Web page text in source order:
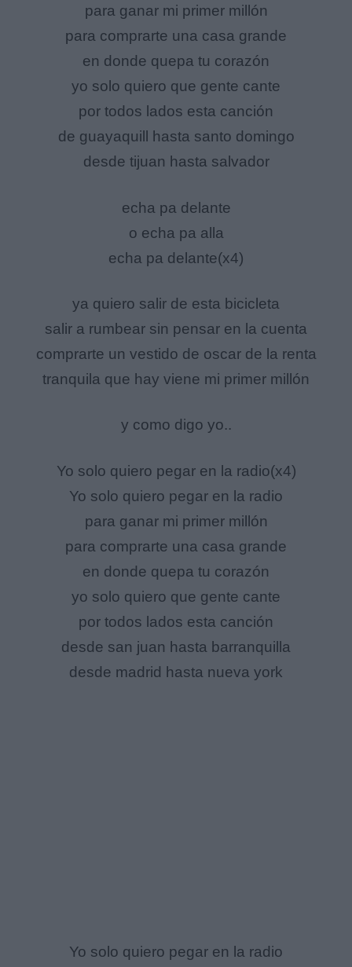
para ganar mi primer millón
para comprarte una casa grande
en donde quepa tu corazón
yo solo quiero que gente cante
por todos lados esta canción
de guayaquill hasta santo domingo
desde tijuan hasta salvador
echa pa delante
o echa pa alla
echa pa delante(x4)
ya quiero salir de esta bicicleta
salir a rumbear sin pensar en la cuenta
comprarte un vestido de oscar de la renta
tranquila que hay viene mi primer millón
y como digo yo..
Yo solo quiero pegar en la radio(x4)
Yo solo quiero pegar en la radio
para ganar mi primer millón
para comprarte una casa grande
en donde quepa tu corazón
yo solo quiero que gente cante
por todos lados esta canción
desde san juan hasta barranquilla
desde madrid hasta nueva york
Yo solo quiero pegar en la radio